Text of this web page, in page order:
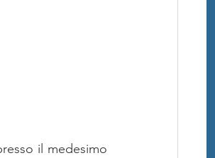
il medesimo